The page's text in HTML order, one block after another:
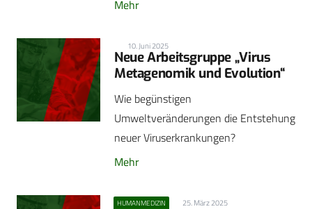
Mehr
10. Juni 2025
Neue Arbeitsgruppe „Virus
Metagenomik und Evolution“
Wie begünstigen
Umweltveränderungen die Entstehung
neuer Viruserkrankungen?
Mehr
HUMANMEDIZIN 25. März 2025